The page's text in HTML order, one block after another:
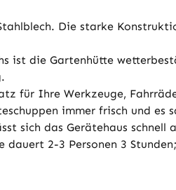
Die starke
ist die Gartenhütte
für Ihre Werkzeuge,
immer frisch und es
sich das Gerätehaus schnell
2-3 Personen 3